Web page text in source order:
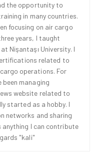
the opportunity to
in many countries.
focusing on air cargo
years, I taught
Nişantaşı University. I
related to
operations. For
been managing
website related to
started as a hobby. I
networks and sharing
anything I can contribute
"kali"